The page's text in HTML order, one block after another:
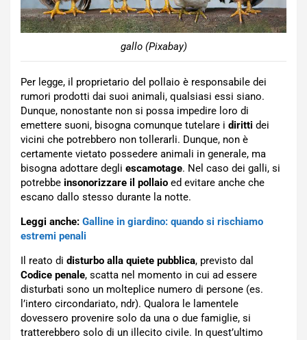
gallo (Pixabay)
Per legge, il proprietario del pollaio è responsabile dei
rumori prodotti dai suoi animali, qualsiasi essi siano.
Dunque, nonostante non si possa impedire loro di
emettere suoni, bisogna comunque tutelare i diritti dei
vicini che potrebbero non tollerarli. Dunque, non è
certamente vietato possedere animali in generale, ma
bisogna adottare degli escamotage. Nel caso dei galli, si
potrebbe insonorizzare il pollaio ed evitare anche che
escano dallo stesso durante la notte.
Leggi anche: Galline in giardino: quando si rischiamo
estremi penali
Il reato di disturbo alla quiete pubblica, previsto dal
Codice penale, scatta nel momento in cui ad essere
disturbati sono un molteplice numero di persone (es.
l’intero circondariato, ndr). Qualora le lamentele
dovessero provenire solo da una o due famiglie, si
tratterebbero solo di un illecito civile. In quest’ultimo